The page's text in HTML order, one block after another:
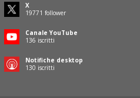
X
19771 follower
Canale YouTube
136 iscritti
Notifiche desktop
130 iscritti